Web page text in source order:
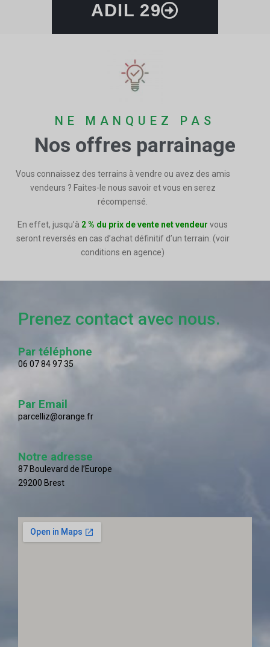
ADIL 29
NE MANQUEZ PAS
Nos offres parrainage
Vous connaissez des terrains à vendre ou avez des amis
vendeurs ? Faites-le nous savoir et vous en serez
récompensé.
En effet, jusqu’à 2 % du prix de vente net vendeur vous
seront reversés en cas d’achat définitif d’un terrain. (voir
conditions en agence)
Prenez contact avec nous.
Par téléphone
06 07 84 97 35
Par Email
parcelliz@orange.fr
Notre adresse
87 Boulevard de l’Europe
29200 Brest